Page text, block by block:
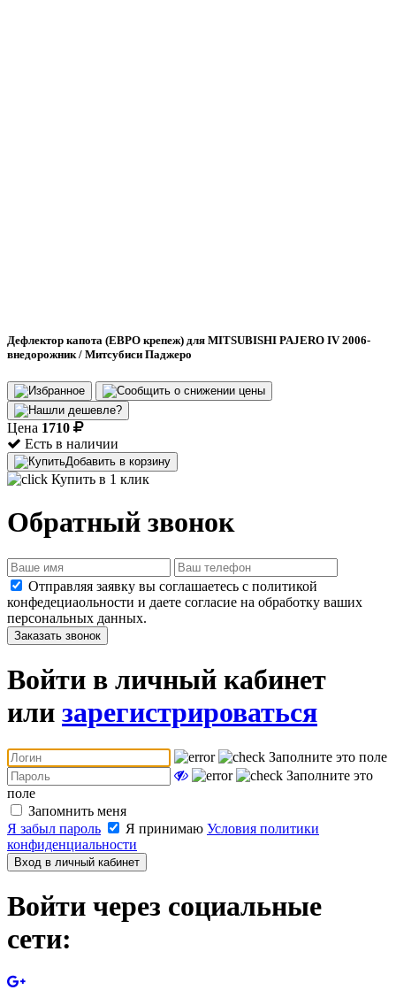
Дефлектор капота (ЕВРО крепеж) для MITSUBISHI PAJERO IV 2006-
внедорожник / Митсубиси Паджеро
Цена 1710
Есть в наличии
Добавить в корзину
Купить в 1 клик
Обратный звонок
Отправляя заявку вы соглашаетесь с политикой
конфедециаольности и даете согласие на обработку ваших
персональных данных.
Заказать звонок
Войти в личный кабинет
или зарегистрироваться
Заполните это поле
Заполните это
поле
Запомнить меня
Я забыл пароль
Я принимаю Условия политики
конфиденциальности
Вход в личный кабинет
Войти через социальные
сети: